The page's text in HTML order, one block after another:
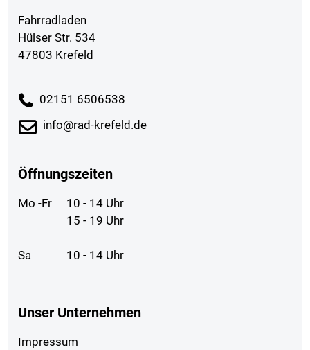
Fahrradladen
Hülser Str. 534
47803 Krefeld
02151 6506538
info@rad-krefeld.de
Öffnungszeiten
Mo -Fr
10 - 14 Uhr
15 - 19 Uhr
Sa 10 - 14 Uhr
Unser Unternehmen
Impressum